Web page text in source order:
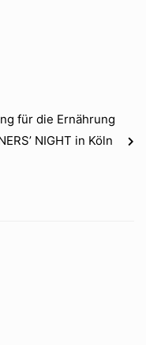
für die Ernährung
NIGHT in Köln